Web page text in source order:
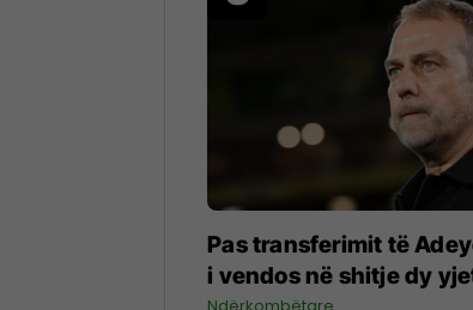
Pas transferimit të
i vendos në shitje dy